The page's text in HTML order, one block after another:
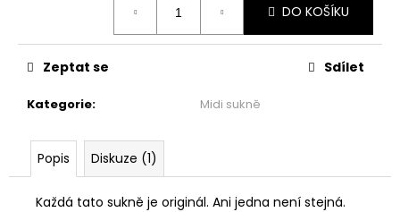
DO KOŠÍKU
Kategorie: Midi sukně
Zeptat se Sdílet
Popis Diskuze (1)
Každá tato sukně je originál. Ani jedna není stejná.
m
e
NÁDECH
A
VÝDECH